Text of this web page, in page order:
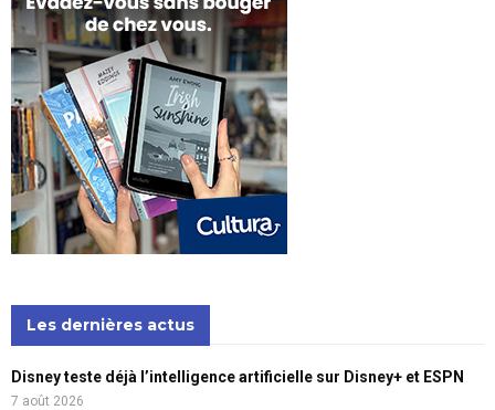
Les dernières actus
Disney teste déjà l’intelligence artificielle sur Disney+ et ESPN
7 août 2026